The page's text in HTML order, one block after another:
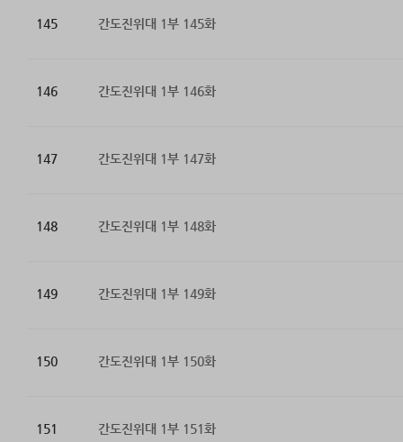
145 간도진위대 1부 145화
146 간도진위대 1부 146화
147 간도진위대 1부 147화
148 간도진위대 1부 148화
149 간도진위대 1부 149화
150 간도진위대 1부 150화
151 간도진위대 1부 151화